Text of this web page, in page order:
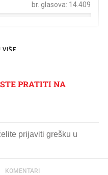
VIŠE
PRATITI NA
prijaviti grešku u
KOMENTARI